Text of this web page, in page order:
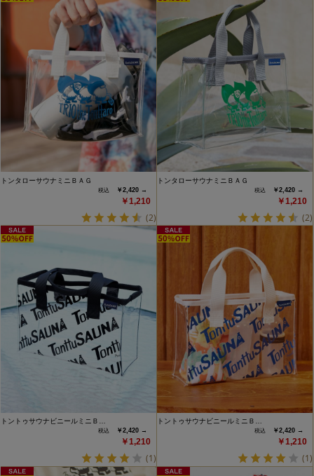
トンタローサウナミニＢＡＧ
￥2,420 →
￥1,210
(2)
トンタローサウナミニＢＡＧ
￥2,420 →
￥1,210
(2)
トントゥサウナビニールミニＢ…
￥2,420 →
￥1,210
(1)
トントゥサウナビニールミニＢ…
￥2,420 →
￥1,210
(1)